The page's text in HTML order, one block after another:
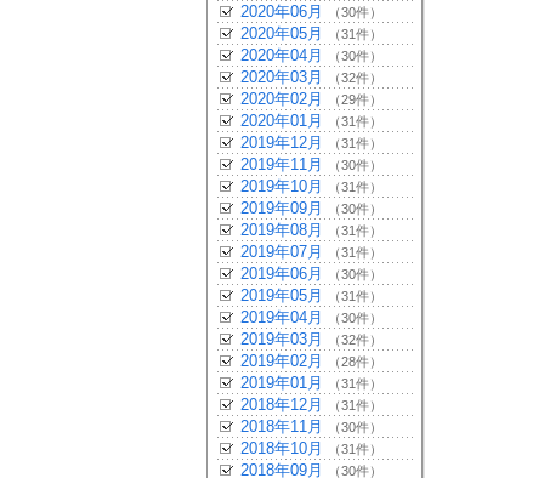
2020年06月 （30件）
2020年05月 （31件）
2020年04月 （30件）
2020年03月 （32件）
2020年02月 （29件）
2020年01月 （31件）
2019年12月 （31件）
2019年11月 （30件）
2019年10月 （31件）
2019年09月 （30件）
2019年08月 （31件）
2019年07月 （31件）
2019年06月 （30件）
2019年05月 （31件）
2019年04月 （30件）
2019年03月 （32件）
2019年02月 （28件）
2019年01月 （31件）
2018年12月 （31件）
2018年11月 （30件）
2018年10月 （31件）
2018年09月 （30件）